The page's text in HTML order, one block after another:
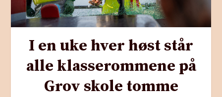
I en uke hver høst står
alle klasserommene på
Grov skole tomme